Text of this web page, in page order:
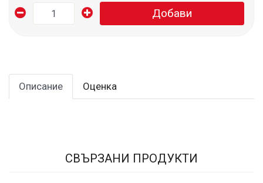
Добави
Описание Оценка
СВЪРЗАНИ ПРОДУКТИ